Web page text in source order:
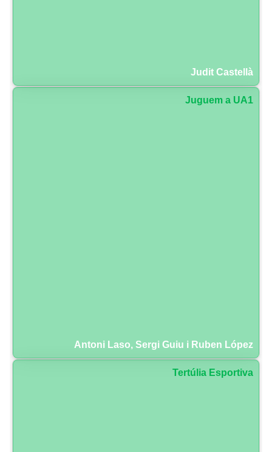
Judit Castellà
Juguem a UA1
Antoni Laso, Sergi Guiu i Ruben López
Tertúlia Esportiva